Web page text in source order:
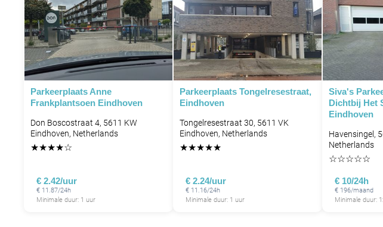
Parkeerplaats Anne
Frankplantsoen Eindhoven
Don Boscostraat 4, 5611 KW
Eindhoven, Netherlands
★★★★☆
€ 2.42/uur
€ 11.87/24h
Minimale duur: 1 uur
Parkeerplaats Tongelresestraat,
Eindhoven
Tongelresestraat 30, 5611 VK
Eindhoven, Netherlands
★★★★★
€ 2.24/uur
€ 11.16/24h
Minimale duur: 1 uur
Siva's
Dichtbij Het
Eindhoven
Havensingel,
Netherlands
☆☆☆☆☆
€ 10/24h
€ 196/maand
Minimale duur: